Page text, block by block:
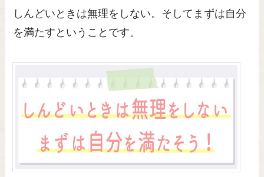
しんどいときは無理をしない。そしてまずは自分
を満たすということです。